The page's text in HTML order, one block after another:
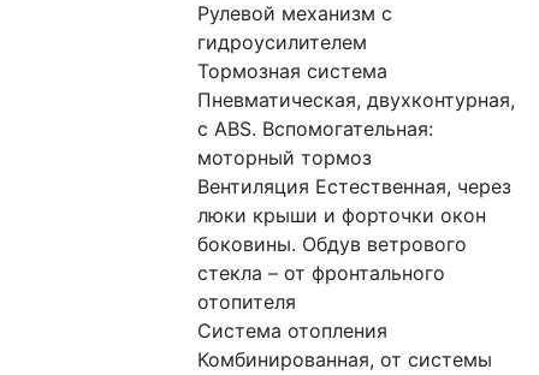
Рулевой механизм с
гидроусилителем
Тормозная система
Пневматическая, двухконтурная,
с ABS. Вспомогательная:
моторный тормоз
Вентиляция Естественная, через
люки крыши и форточки окон
боковины. Обдув ветрового
стекла – от фронтального
отопителя
Система отопления
Комбинированная, от системы